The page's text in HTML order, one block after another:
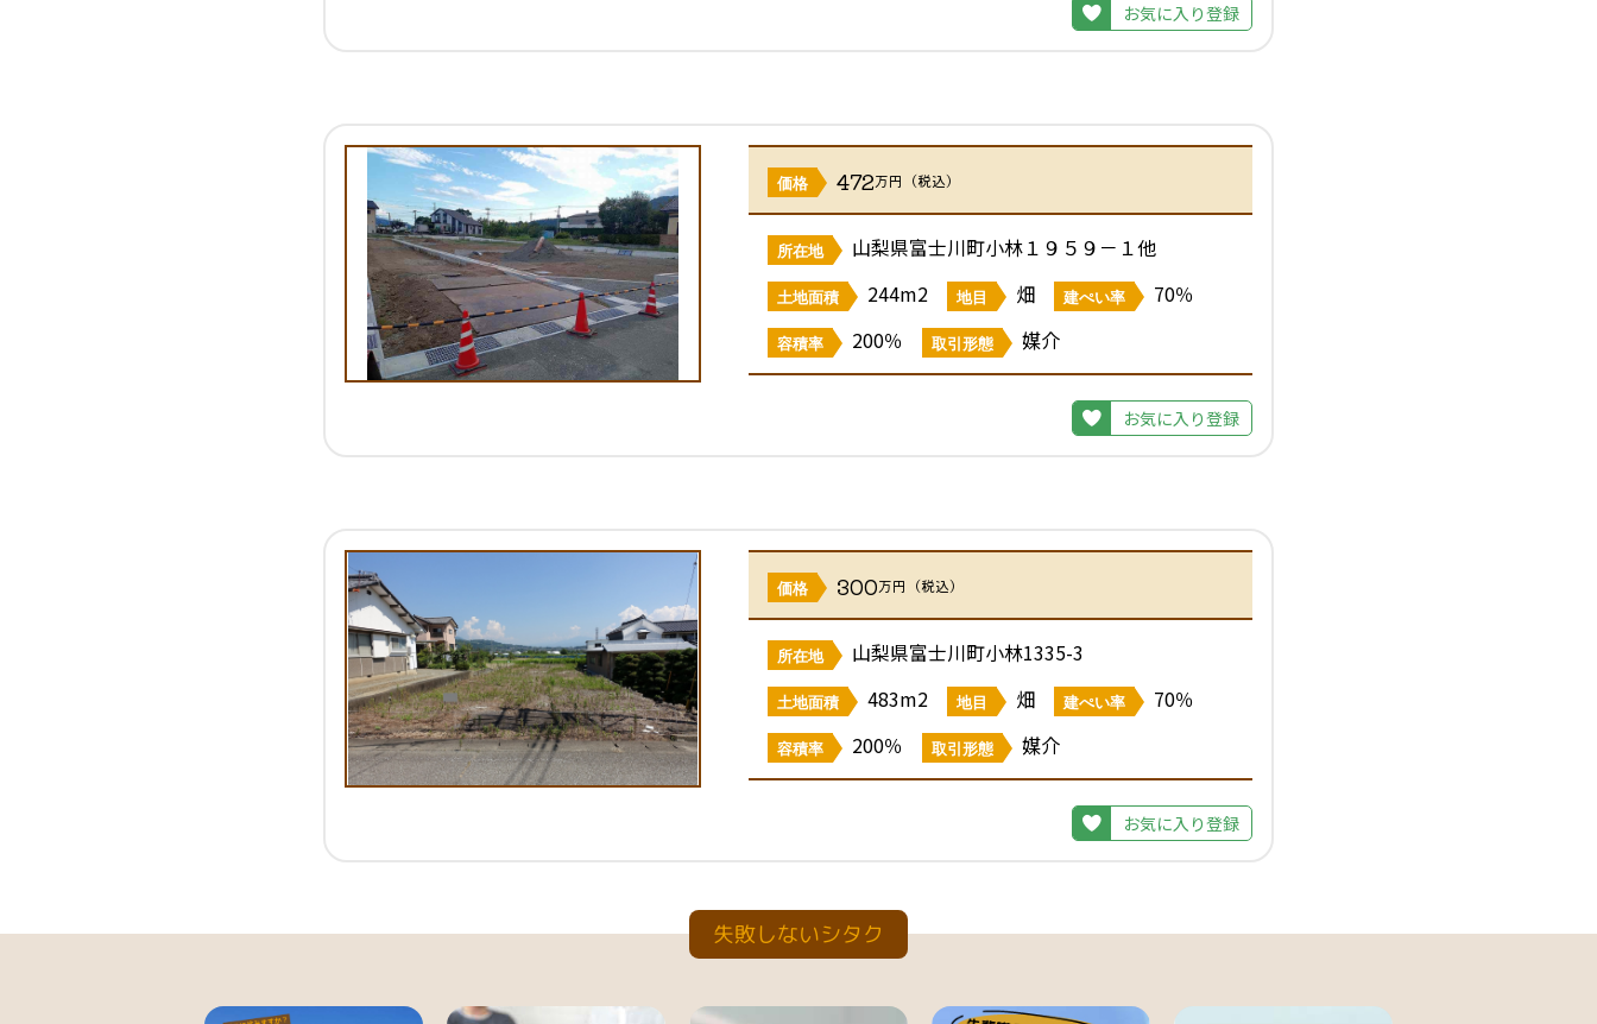
お気に入り登録
価格 472万円（税込）
所在地 山梨県富士川町小林１９５９－１他
土地面積 244m2 地目 畑 建ぺい率 70％
容積率 200％ 取引形態 媒介
お気に入り登録
価格 300万円（税込）
所在地 山梨県富士川町小林1335-3
土地面積 483m2 地目 畑 建ぺい率 70％
容積率 200％ 取引形態 媒介
お気に入り登録
失敗しないシタク